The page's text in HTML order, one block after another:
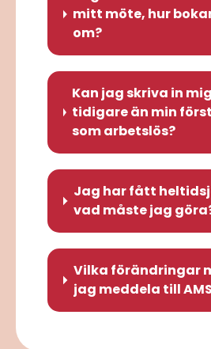
mitt möte, hur
om?
Kan jag skriva in mig
tidigare än min
som arbetslös?
Jag har fått
vad måste jag
Vilka förändringar
jag meddela till